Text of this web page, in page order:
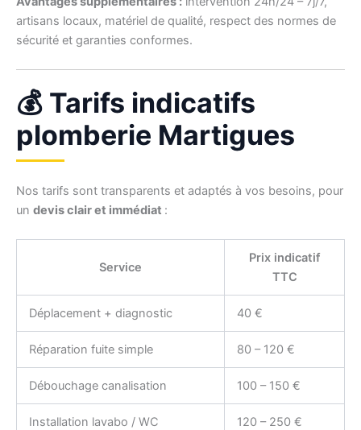
artisans locaux, matériel de qualité, respect des normes de
sécurité et garanties conformes.
💰 Tarifs indicatifs
plomberie Martigues
Nos tarifs sont transparents et adaptés à vos besoins, pour
un devis clair et immédiat :
Service
Prix indicatif
TTC
Déplacement + diagnostic 40 €
Réparation fuite simple 80 – 120 €
Débouchage canalisation 100 – 150 €
Installation lavabo / WC 120 – 250 €